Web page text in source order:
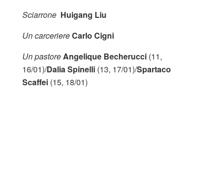
Sciarrone Huigang Liu
Un carceriereCarlo Cigni
Un pastoreAngelique Becherucci (11,
16/01)/Dalia Spinelli (13, 17/01)/Spartaco
Scaffei (15, 18/01)